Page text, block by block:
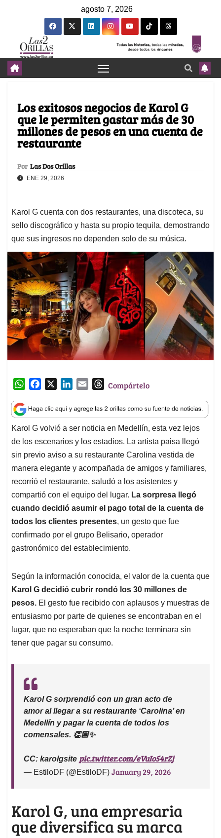
agosto 7, 2026
Los exitosos negocios de Karol G
que le permiten gastar más de 30
millones de pesos en una cuenta de
restaurante
Por Las Dos Orillas
ENE 29, 2026
Karol G cuenta con dos restaurantes, una discoteca, su
sello discográfico y hasta su propio tequila, demostrando
que sus ingresos no dependen solo de su música.
W
a
t
s
A
p
p
c
e
b
o
o
k
n
k
e
d
I
n
a
i
l
T
r
e
a
d
s
Compártelo
Karol G volvió a ser noticia en Medellín, esta vez lejos
de los escenarios y los estadios. La artista paisa llegó
sin previo aviso a su restaurante Carolina vestida de
manera elegante y acompañada de amigos y familiares,
recorrió el restaurante, saludó a los asistentes y
compartió con el equipo del lugar. La sorpresa llegó
cuando decidió asumir el pago total de la cuenta de
todos los clientes presentes, un gesto que fue
confirmado por el grupo Belisario, operador
gastronómico del establecimiento.
Según la información conocida, el valor de la cuenta que
Karol G decidió cubrir rondó los 30 millones de
pesos. El gesto fue recibido con aplausos y muestras de
entusiasmo por parte de quienes se encontraban en el
lugar, que no esperaban que la noche terminara sin
tener que pagar su consumo.
Karol G sorprendió con un gran acto de
amor al llegar a su restaurante ‘Carolina’ en
Medellín y pagar la cuenta de todos los
comensales. 👏🏽✨
CC: karolgsite pic.twitter.com/eVuIo54rZj
— EstiloDF (@EstiloDF) January 29, 2026
Karol G, una empresaria
que diversifica su marca